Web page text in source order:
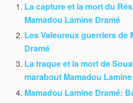
La capture et la mort du
Mamadou Lamine Dramé
Les Valeureux guerriers de
Dramé
La traque et la mort de
marabout Mamadou
Mamadou Lamine Dramé: